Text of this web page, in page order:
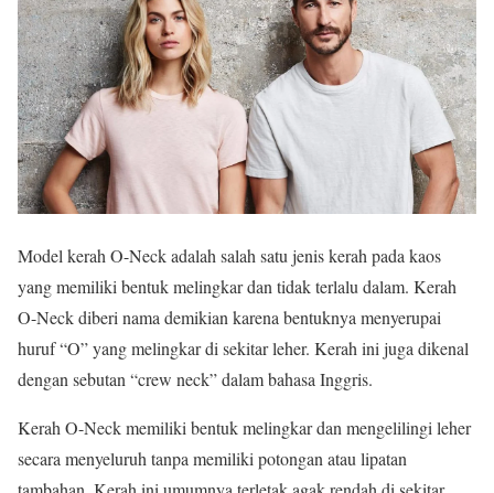
Model kerah O-Neck adalah salah satu jenis kerah pada kaos
yang memiliki bentuk melingkar dan tidak terlalu dalam. Kerah
O-Neck diberi nama demikian karena bentuknya menyerupai
huruf “O” yang melingkar di sekitar leher. Kerah ini juga dikenal
dengan sebutan “crew neck” dalam bahasa Inggris.
Kerah O-Neck memiliki bentuk melingkar dan mengelilingi leher
secara menyeluruh tanpa memiliki potongan atau lipatan